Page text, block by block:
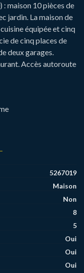
maison 10 pièces de
jardin. La maison de
équipée et cinq
de cinq places de
deux garages.
Accès autoroute
5267019
Maison
Non
8
5
Oui
Oui
Oui